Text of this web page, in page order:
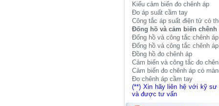
Kiểu cảm biến đo chênh áp
Đo áp suất cầm tay
Công tắc áp suất điện tử có
Đống hồ và cảm biến chênh
Đống hồ và công tắc chênh
Đống hồ và công tắc chênh
Đồng hồ đo chênh áp
Cảm biến và công tắc đo
Cảm biến đo chênh áp có
Đo chênh áp cầm tay
(**) Xin hãy liên hệ với kỹ sư
và được tư vấn